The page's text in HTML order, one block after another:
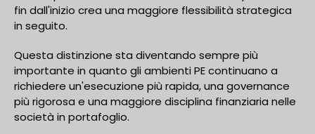
fin dall'inizio crea una maggiore flessibilità strategica
in seguito.
Questa distinzione sta diventando sempre più
importante in quanto gli ambienti PE continuano a
richiedere un'esecuzione più rapida, una governance
più rigorosa e una maggiore disciplina finanziaria nelle
società in portafoglio.